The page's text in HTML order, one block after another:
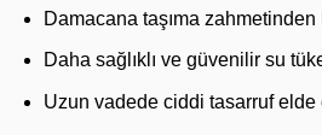
Damacana taşıma zahmetinden
Daha sağlıklı ve güvenilir su
Uzun vadede ciddi tasarruf elde